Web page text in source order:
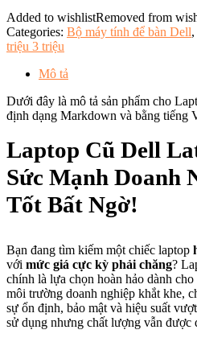
Added to wishlistRemoved from
Categories: Bộ máy tính để bàn Dell,
triệu 3 triệu
Mô tả
Dưới đây là mô tả sản phẩm cho
định dạng Markdown và bằng tiếng
Laptop Cũ Dell
Sức Mạnh Doanh
Tốt Bất Ngờ!
Bạn đang tìm kiếm một chiếc laptop
với mức giá cực kỳ phải chăng?
chính là lựa chọn hoàn hảo dành
môi trường doanh nghiệp khắt khe,
sự ổn định, bảo mật và hiệu suất
sử dụng nhưng chất lượng vẫn được